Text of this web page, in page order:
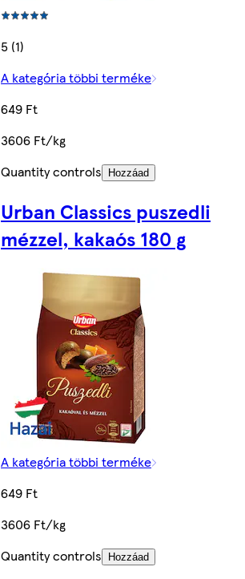
5 (1)
A kategória többi terméke
649 Ft
3606 Ft/kg
Quantity controls
Hozzáad
Urban Classics puszedli
mézzel, kakaós 180 g
A kategória többi terméke
649 Ft
3606 Ft/kg
Quantity controls
Hozzáad